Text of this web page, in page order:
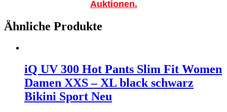
Auktionen.
Ähnliche Produkte
iQ UV 300 Hot Pants Slim Fit Women
Damen XXS – XL black schwarz
Bikini Sport Neu